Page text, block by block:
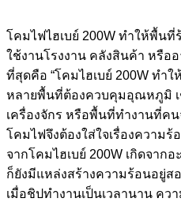
โคมไฟไฮเบย์ 200W ทำให้พื้น
ใช้งานโรงงาน คลังสินค้า หรือ
ที่สุดคือ “โคมไฮเบย์ 200W ทำ
หลายพื้นที่ต้องควบคุมอุณหภูมิ เ
เครื่องจักร หรือพื้นที่ทำงานที่ค
โคมไฟจึงต้องใส่ใจเรื่องความ
จากโคมไฮเบย์ 200W เกิดจาก
ก็ยังมีแหล่งสร้างความร้อนอยู่ส
เมื่อชิปทำงานเป็นเวลานาน ค